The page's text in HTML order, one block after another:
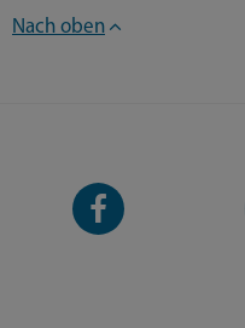
Nach oben
Facebook-
Seite